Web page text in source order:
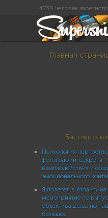
4738 человек
Главная
Быстрые
Психология
фотографии: секреты
взаимодействия и
эмоционального
Я полетел в Атланту на
мероприятие по
объектива Zeiss, но
большее